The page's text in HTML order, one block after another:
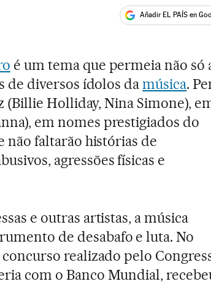
Añadir EL PAÍS en
é um tema que permeia não só
de diversos ídolos damúsica.
(Billie Holliday, Nina Simone),
em nomes prestigiados do
não faltarão histórias de
agressões físicas e
e outras artistas, a música
de desabafo e luta. No
realizado pelo
com o Banco Mundial,